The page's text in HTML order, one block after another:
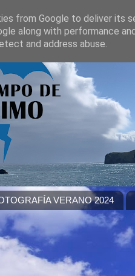
VERANO 2024
from Google to deliver its
along with performance
and address abuse.